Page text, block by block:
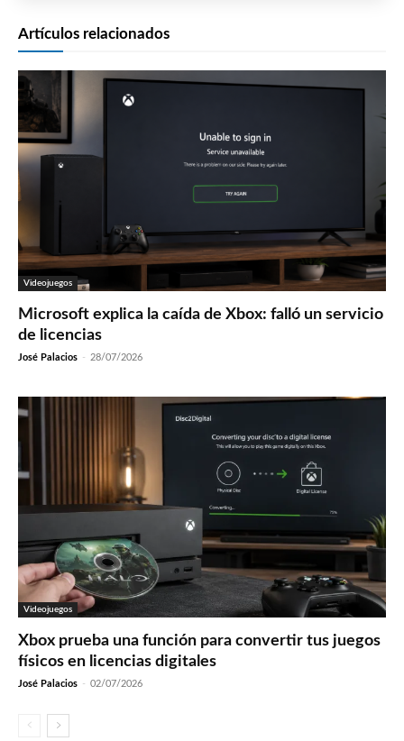
Artículos relacionados
Videojuegos
Microsoft explica la caída de Xbox: falló un servicio
de licencias
José Palacios - 28/07/2026
Videojuegos
Xbox prueba una función para convertir tus juegos
físicos en licencias digitales
José Palacios - 02/07/2026